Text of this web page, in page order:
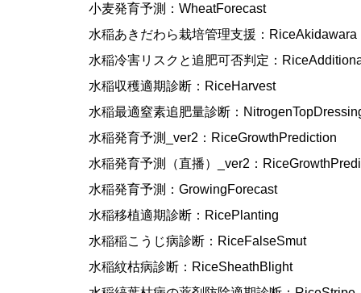
小麦発育予測：WheatForecast
水稲あきだわら栽培管理支援：RiceAkidawara
水稲冷害リスクと追肥可否判定：
水稲収穫適期診断：RiceHarvest
水稲最適窒素追肥量診断：
水稲発育予測_ver2：RiceGrowthPrediction
水稲発育予測（直播）_ver2：
水稲発育予測：GrowingForecast
水稲移植適期診断：RicePlanting
水稲稲こうじ病診断：RiceFalseSmut
水稲紋枯病診断：RiceSheathBlight